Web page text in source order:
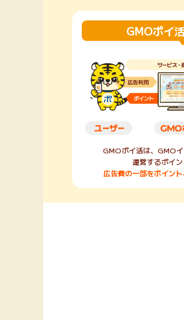
GMOポイ
GMOポイ活は、GMO
運営するポイン
広告費の一部をポイン